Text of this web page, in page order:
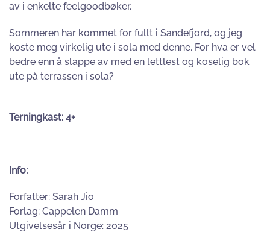
av i enkelte feelgoodbøker.
Sommeren har kommet for fullt i Sandefjord, og jeg
koste meg virkelig ute i sola med denne. For hva er vel
bedre enn å slappe av med en lettlest og koselig bok
ute på terrassen i sola?
Terningkast: 4+
Info:
Forfatter: Sarah Jio
Forlag: Cappelen Damm
Utgivelsesår i Norge: 2025